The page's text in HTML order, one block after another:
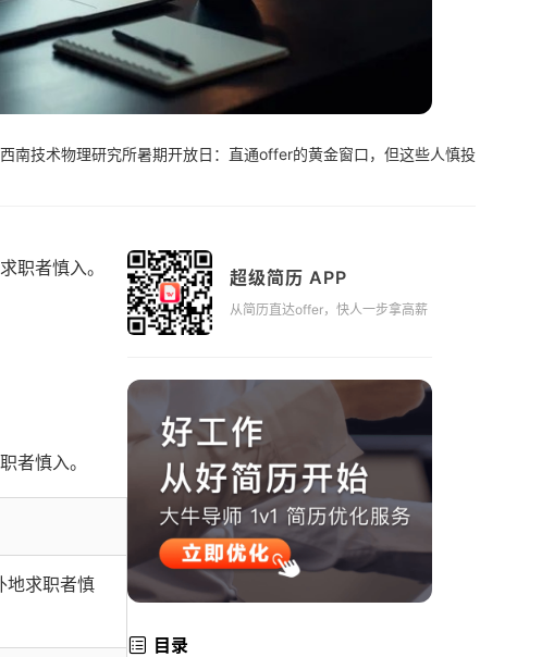
南技术物理研究所暑期开放日：直通offer的黄金窗口，但这些人慎投
职者慎入。
者慎入。
地求职者慎
超级简历 APP
从简历直达offer，快人一步拿高薪
目录